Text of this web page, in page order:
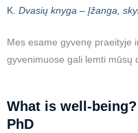
K. Dvasių knyga – Įžanga,
Mes esame gyvenę praeityje
gyvenimuose gali lemti mūsų
What is well-
PhD